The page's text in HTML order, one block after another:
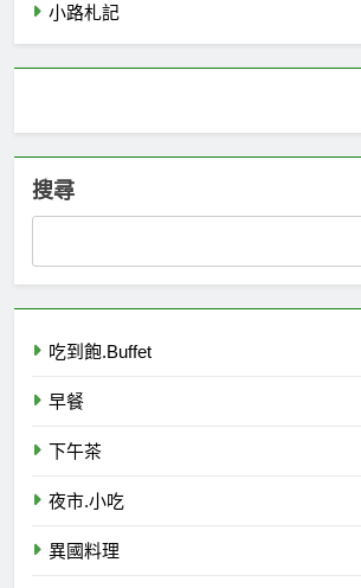
小路札記
搜尋
吃到飽.Buffet
早餐
下午茶
夜市.小吃
異國料理